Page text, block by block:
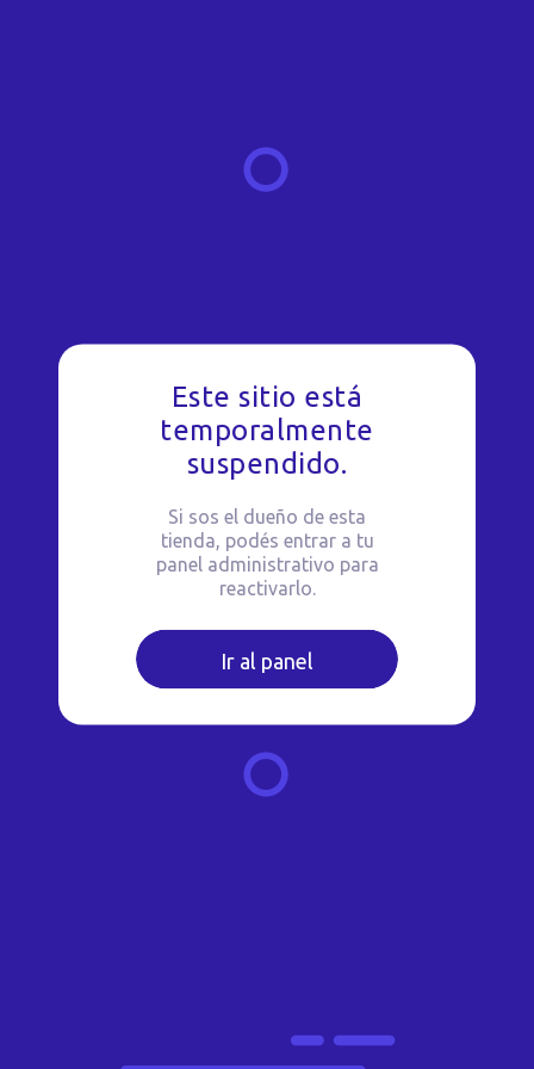
Este sitio está
temporalmente
suspendido.
Si sos el dueño de esta
tienda, podés entrar a tu
panel administrativo para
reactivarlo.
Ir al panel